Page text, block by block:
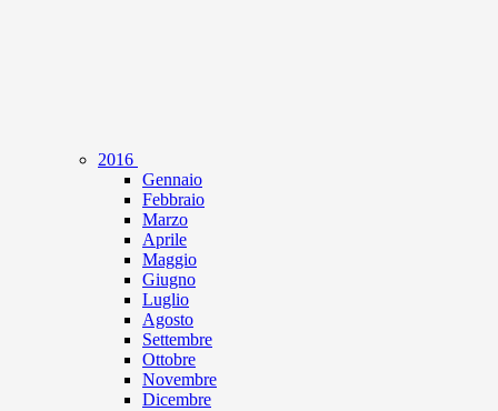
2016
Gennaio
Febbraio
Marzo
Aprile
Maggio
Giugno
Luglio
Agosto
Settembre
Ottobre
Novembre
Dicembre